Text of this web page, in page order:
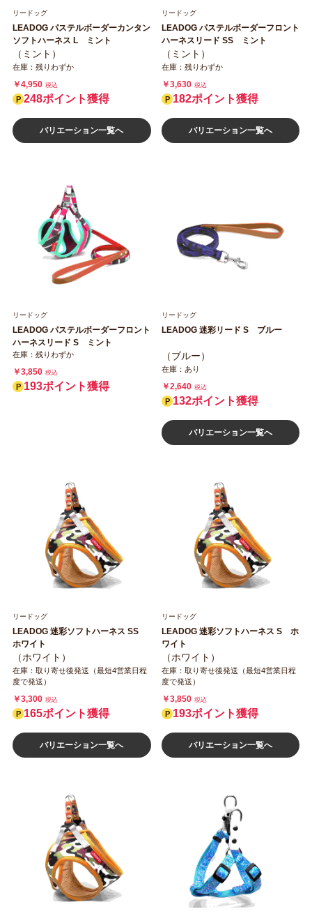
リードッグ
LEADOG パステルボーダーカンタン
ソフトハーネス L ミント
（ミント）
在庫：残りわずか
￥4,950 税込
248ポイント獲得
バリエーション一覧へ
リードッグ
LEADOG パステルボーダーフロント
ハーネスリード SS ミント
（ミント）
在庫：残りわずか
￥3,630 税込
182ポイント獲得
バリエーション一覧へ
リードッグ
LEADOG パステルボーダーフロント
ハーネスリード S ミント
在庫：残りわずか
￥3,850 税込
193ポイント獲得
リードッグ
LEADOG 迷彩リード S ブルー
（ブルー）
在庫：あり
￥2,640 税込
132ポイント獲得
バリエーション一覧へ
リードッグ
LEADOG 迷彩ソフトハーネス SS
ホワイト
（ホワイト）
在庫：取り寄せ後発送（最短4営業日程
度で発送）
￥3,300 税込
165ポイント獲得
バリエーション一覧へ
リードッグ
LEADOG 迷彩ソフトハーネス S ホ
ワイト
（ホワイト）
在庫：取り寄せ後発送（最短4営業日程
度で発送）
￥3,850 税込
193ポイント獲得
バリエーション一覧へ